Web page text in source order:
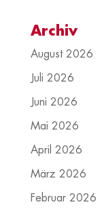
Archiv
August 2026
Juli 2026
Juni 2026
Mai 2026
April 2026
März 2026
Februar 2026